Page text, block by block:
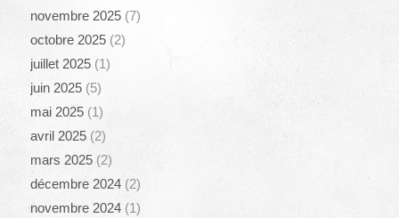
novembre 2025(7)
octobre 2025(2)
juillet 2025(1)
juin 2025(5)
mai 2025(1)
avril 2025(2)
mars 2025(2)
décembre 2024(2)
novembre 2024(1)